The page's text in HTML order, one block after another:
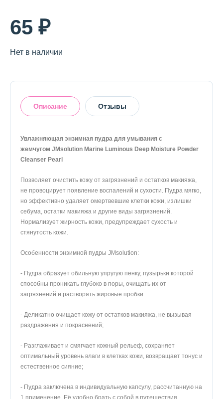
65 ₽
Нет в наличии
Описание Отзывы
Увлажняющая энзимная пудра для умывания с
жемчугом JMsolution Marine Luminous Deep Moisture Powder
Cleanser Pearl
Позволяет очистить кожу от загрязнений и остатков макияжа,
не провоцирует появление воспалений и сухости. Пудра мягко,
но эффективно удаляет омертвевшие клетки кожи, излишки
себума, остатки макияжа и другие виды загрязнений.
Нормализует жирность кожи, предупреждает сухость и
стянутость кожи.
Особенности энзимной пудры JMsolution:
- Пудра образует обильную упругую пенку, пузырьки которой
способны проникать глубоко в поры, очищать их от
загрязнений и растворять жировые пробки.
- Деликатно очищает кожу от остатков макияжа, не вызывая
раздражения и покраснений;
- Разглаживает и смягчает кожный рельеф, сохраняет
оптимальный уровень влаги в клетках кожи, возвращает тонус и
естественное сияние;
- Пудра заключена в индивидуальную капсулу, рассчитанную на
1 применение. Её удобно брать с собой в путешествия,
Оставить отзыв